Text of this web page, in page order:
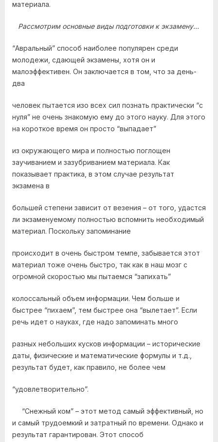
материала.
Рассмотрим основные виды подготовки к экзамену…
“Авральный” способ наиболее популярен среди
молодежи, сдающей экзамены, хотя он и
малоэффективен. Он заключается в том, что за день-
два
человек пытается изо всех сил познать практически “с
нуля” не очень знакомую ему до этого науку. Для этого
на короткое время он просто “выпадает”
из окружающего мира и полностью поглощен
заучиванием и зазубриванием материала. Как
показывает практика, в этом случае результат
экзамена в
большей степени зависит от везения – от того, удастся
ли экзаменуемому полностью вспомнить необходимый
материал. Поскольку запоминание
происходит в очень быстром темпе, забывается этот
материал тоже очень быстро, так как в наш мозг с
огромной скоростью мы пытаемся “запихать”
колоссальный объем информации. Чем больше и
быстрее “пихаем”, тем быстрее она “вылетает”. Если
речь идет о науках, где надо запоминать много
разных небольших кусков информации – исторические
даты, физические и математические формулы и т.д.,
результат будет, как правило, не более чем
“удовлетворительно”.
“Снежный ком” – этот метод самый эффективный, но
и самый трудоемкий и затратный по времени. Однако и
результат гарантирован. Этот способ